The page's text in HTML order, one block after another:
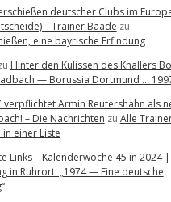
deutscher Clubs im
– Trainer Baade zu
eine bayrische Erfindung
Hinter den Kulissen des Knallers
— Borussia Dortmund …
verpflichtet Armin Reutershahn als
– Die Nachrichten zu Alle
einer Liste
Links – Kalenderwoche 45 in 2024 |
in Ruhrort: „1974 — Eine deutsche